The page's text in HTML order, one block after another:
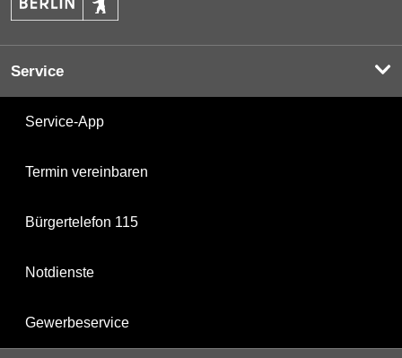
Service
Service-App
Termin vereinbaren
Bürgertelefon 115
Notdienste
Gewerbeservice